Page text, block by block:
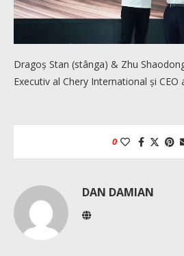
Dragoș Stan (stânga) & Zhu
Executiv al Chery International și CEO
0
DAN DAMIAN